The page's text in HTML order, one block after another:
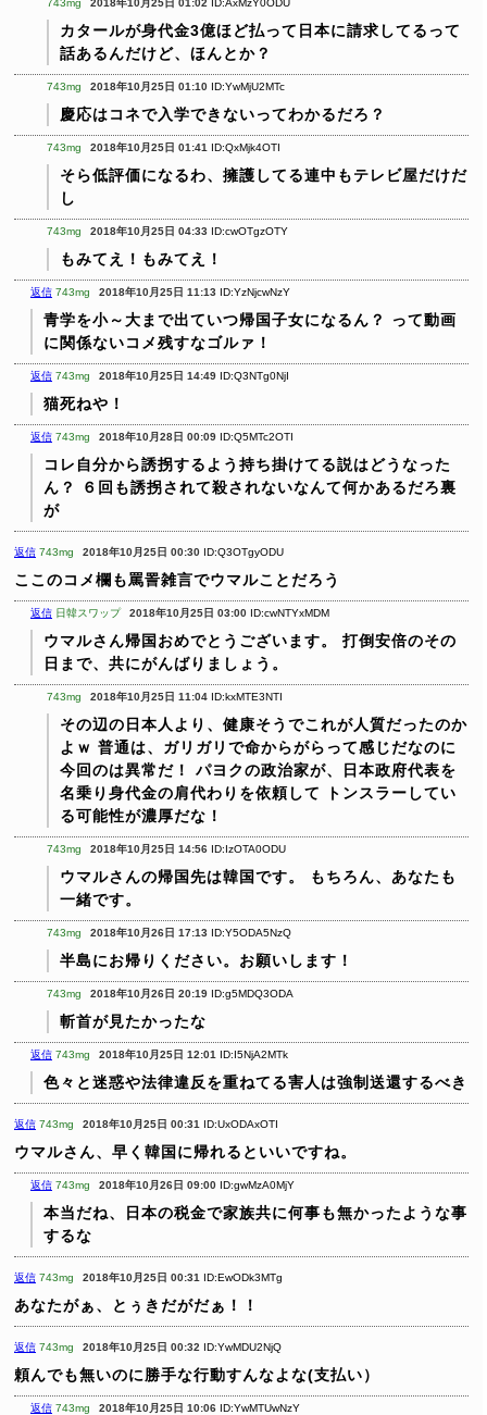
743mg 2018年10月25日 01:02 ID:AxMzY0ODU
カタールが身代金3億ほど払って日本に請求してるって
話あるんだけど、ほんとか？
743mg 2018年10月25日 01:10 ID:YwMjU2MTc
慶応はコネで入学できないってわかるだろ？
743mg 2018年10月25日 01:41 ID:QxMjk4OTI
そら低評価になるわ、擁護してる連中もテレビ屋だけだ
し
743mg 2018年10月25日 04:33 ID:cwOTgzOTY
もみてえ！もみてえ！
返信 743mg 2018年10月25日 11:13 ID:YzNjcwNzY
青学を小～大まで出ていつ帰国子女になるん？
って動画
に関係ないコメ残すなゴルァ！
返信 743mg 2018年10月25日 14:49 ID:Q3NTg0NjI
猫死ねや！
返信 743mg 2018年10月28日 00:09 ID:Q5MTc2OTI
コレ自分から誘拐するよう持ち掛けてる説はどうなった
ん？
６回も誘拐されて殺されないなんて何かあるだろ裏
が
返信 743mg 2018年10月25日 00:30 ID:Q3OTgyODU
ここのコメ欄も罵詈雑言でウマルことだろう
返信 日韓スワップ 2018年10月25日 03:00 ID:cwNTYxMDM
ウマルさん帰国おめでとうございます。
打倒安倍のその
日まで、共にがんばりましょう。
743mg 2018年10月25日 11:04 ID:kxMTE3NTI
その辺の日本人より、健康そうでこれが人質だったのか
よｗ 普通は、ガリガリで命からがらって感じだなのに
今回のは異常だ！
パヨクの政治家が、日本政府代表を
名乗り身代金の肩代わりを依頼して
トンスラーしてい
る可能性が濃厚だな！
743mg 2018年10月25日 14:56 ID:IzOTA0ODU
ウマルさんの帰国先は韓国です。
もちろん、あなたも
一緒です。
743mg 2018年10月26日 17:13 ID:Y5ODA5NzQ
半島にお帰りください。お願いします！
743mg 2018年10月26日 20:19 ID:g5MDQ3ODA
斬首が見たかったな
返信 743mg 2018年10月25日 12:01 ID:I5NjA2MTk
色々と迷惑や法律違反を重ねてる害人は強制送還するべき
返信 743mg 2018年10月25日 00:31 ID:UxODAxOTI
ウマルさん、早く韓国に帰れるといいですね。
返信 743mg 2018年10月26日 09:00 ID:gwMzA0MjY
本当だね、日本の税金で家族共に何事も無かったような事
するな
返信 743mg 2018年10月25日 00:31 ID:EwODk3MTg
あなたがぁ、とぅきだがだぁ！！
返信 743mg 2018年10月25日 00:32 ID:YwMDU2NjQ
頼んでも無いのに勝手な行動すんなよな(支払い）
返信 743mg 2018年10月25日 10:06 ID:YwMTUwNzY